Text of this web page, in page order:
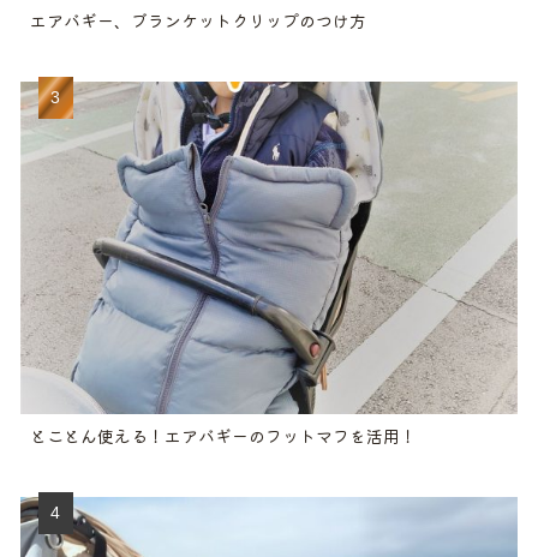
エアバギー、ブランケットクリップのつけ方
とことん使える！エアバギーのフットマフを活用！